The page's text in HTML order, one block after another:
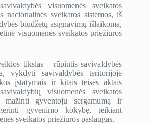
visuomenės sveikatos
nacionalinės sveikatos sistemos, iš
biudžetų asignavimų išlaikoma,
visuomenės sveikatos priežiūros
tikslas – rūpintis savivaldybės
vykdyti savivaldybės teritorijoje
įstatymais ir kitais teisės aktais
visuomenės sveikatos
mažinti gyventojų sergamumą ir
gyvenimo kokybę, teikiant
sveikatos priežiūros paslaugas.